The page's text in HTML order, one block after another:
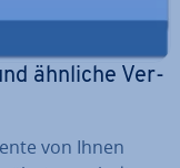
ähnliche Ver­
von Ihnen